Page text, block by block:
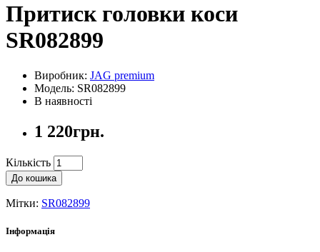
Притиск головки коси
SR082899
Виробник: JAG premium
Модель: SR082899
В наявності
1 220грн.
Кількість
До кошика
Мітки: SR082899
Інформація